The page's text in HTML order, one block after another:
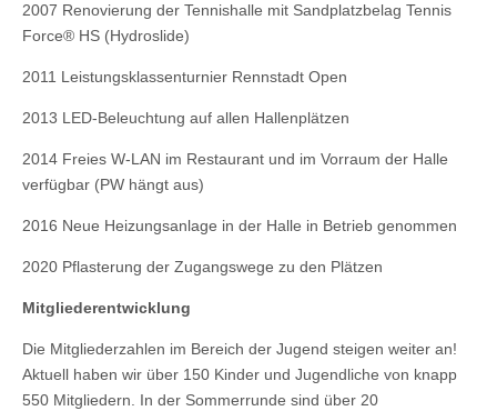
2007 Renovierung der Tennishalle mit Sandplatzbelag Tennis
Force® HS (Hydroslide)
2011 Leistungsklassenturnier Rennstadt Open
2013 LED-Beleuchtung auf allen Hallenplätzen
2014 Freies W-LAN im Restaurant und im Vorraum der Halle
verfügbar (PW hängt aus)
2016 Neue Heizungsanlage in der Halle in Betrieb genommen
2020 Pflasterung der Zugangswege zu den Plätzen
Mitgliederentwicklung
Die Mitgliederzahlen im Bereich der Jugend steigen weiter an!
Aktuell haben wir über 150 Kinder und Jugendliche von knapp
550 Mitgliedern. In der Sommerrunde sind über 20